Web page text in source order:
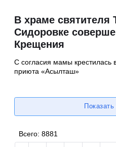
В храме святителя
Сидоровке
Крещения
С согласия мамы крестилась
приюта «Асылташ»
Всего:8881